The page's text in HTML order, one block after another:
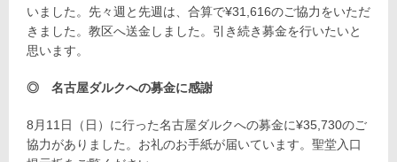
いました。先々週と先週は、合算で¥31,616のご協力をいただ
きました。教区へ送金しました。引き続き募金を行いたいと
思います。
◎ 名古屋ダルクへの募金に感謝
8月11日（日）に行った名古屋ダルクへの募金に¥35,730のご
協力がありました。お礼のお手紙が届いています。聖堂入口